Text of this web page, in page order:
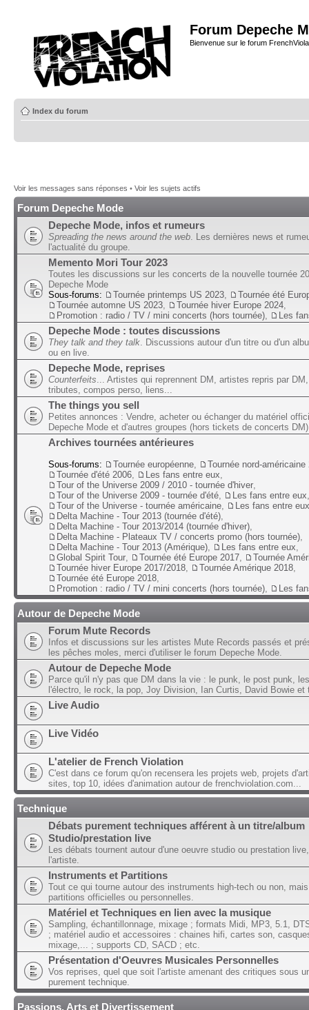
Forum Depeche
Bienvenue sur le forum
Index du forum
Voir les messages sans réponses • Voir les sujets actifs
Forum Depeche Mode
Depeche Mode, infos et rumeurs
Spreading the news around the web . Les dernières news et
l'actualité du groupe.
Memento Mori Tour 2023
Toutes les discussions sur les concerts de la nouvelle tournée
Depeche Mode
Sous-forums:
Tournée printemps US 2023
Tournée été
Tournée automne US 2023
Tournée hiver Europe 2024
Promotion : radio / TV / mini concerts (hors tournée)
Les
Depeche Mode : toutes discussions
They talk and they talk . Discussions autour d'un titre ou d'un
ou en live.
Depeche Mode, reprises
Counterfeits ... Artistes qui reprennent DM, artistes repris par
tributes, compos perso, liens...
The things you sell
Petites annonces : Vendre, acheter ou échanger du matériel
Depeche Mode et d'autres groupes (hors tickets de concerts DM)
Archives tournées antérieures
Sous-forums: Tournée européenne
Tournée nord-américaine
Tournée d'été 2006
Les fans entre eux
Tour of the Universe 2009 / 2010 - tournée d'hiver
Tour of the Universe 2009 - tournée d'été
Les fans entre eux
Tour of the Universe - tournée américaine
Les fans entre eux
Delta Machine - Tour 2013 (tournée d'été)
Delta Machine - Tour 2013/2014 (tournée d'hiver)
Delta Machine - Plateaux TV / concerts promo (hors tournée)
Delta Machine - Tour 2013 (Amérique)
Les fans entre eux
Global Spirit Tour
Tournée été Europe 2017
Tournée
Tournée hiver Europe 2017/2018
Tournée Amérique 2018
Tournée été Europe 2018
Promotion : radio / TV / mini concerts (hors tournée)
Les
Autour de Depeche Mode
Forum Mute Records
Infos et discussions sur les artistes Mute Records passés et
les pêches moles, merci d'utiliser le forum Depeche Mode.
Autour de Depeche Mode
Parce qu'il n'y pas que DM dans la vie : le punk, le post punk,
l'électro, le rock, la pop, Joy Division, Ian Curtis, David Bowie et
Live Audio
Live Vidéo
L'atelier de French Violation
C'est dans ce forum qu'on recensera les projets web, projets
sites, top 10, idées d'animation autour de frenchviolation.com...
Technique
Débats purement techniques afférent à un titre/album
Studio/prestation live
Les débats tournent autour d'une oeuvre studio ou prestation
l'artiste.
Instruments et Partitions
Tout ce qui tourne autour des instruments high-tech ou non,
partitions officielles ou personnelles.
Matériel et Techniques en lien avec la musique
Sampling, échantillonnage, mixage ; formats Midi, MP3, 5.1,
; matériel audio et accessoires : chaines hifi, cartes son,
mixage,... ; supports CD, SACD ; etc.
Présentation d'Oeuvres Musicales Personnelles
Vos reprises, quel que soit l'artiste amenant des critiques sous
purement technique.
Passions, Arts et Divertissement